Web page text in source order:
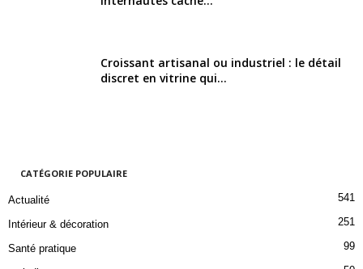
Croissant artisanal ou industriel : le détail
discret en vitrine qui...
CATÉGORIE POPULAIRE
Actualité 541
Intérieur & décoration 251
Santé pratique 99